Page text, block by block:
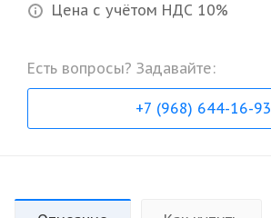
Цена с учётом НДС 10%
Есть вопросы? Задавайте:
+7 (968) 644-16-93